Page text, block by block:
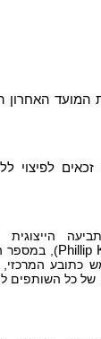
המועד האחרון
לפיצוי
הייצוגית
Phillip), במספר
כתובע המרכזי,
של כל השותפים